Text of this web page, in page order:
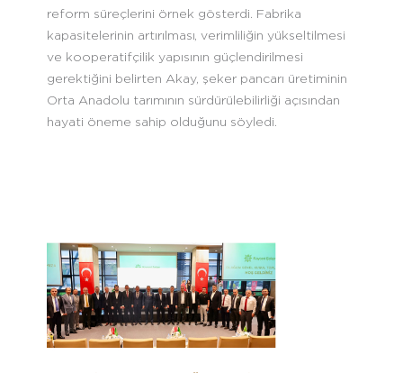
reform süreçlerini örnek gösterdi. Fabrika
kapasitelerinin artırılması, verimliliğin yükseltilmesi
ve kooperatifçilik yapısının güçlendirilmesi
gerektiğini belirten Akay, şeker pancarı üretiminin
Orta Anadolu tarımının sürdürülebilirliği açısından
hayati öneme sahip olduğunu söyledi.